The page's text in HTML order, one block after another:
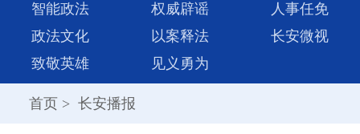
智能政法
权威辟谣
人事任免
政法文化
以案释法
长安微视
致敬英雄
见义勇为
首页 > 长安播报